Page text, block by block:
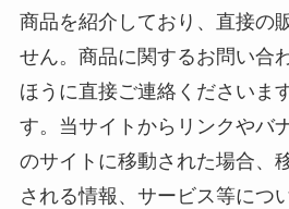
商品を紹介しており、直接の
せん。商品に関するお問い合
ほうに直接ご連絡くださいま
す。当サイトからリンクやバ
のサイトに移動された場合、
される情報、サービス等につ